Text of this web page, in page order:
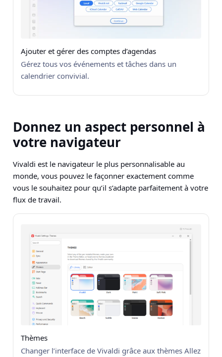
Ajouter et gérer des comptes d’agendas
Gérez tous vos événements et tâches dans un
calendrier convivial.
Donnez un aspect personnel à
votre navigateur
Vivaldi est le navigateur le plus personnalisable au
monde, vous pouvez le façonner exactement comme
vous le souhaitez pour qu’il s’adapte parfaitement à votre
flux de travail.
Thèmes
Changer l’interface de Vivaldi grâce aux thèmes Allez